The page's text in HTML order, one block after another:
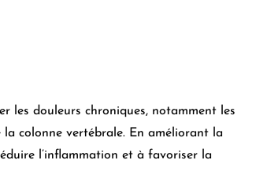
les douleurs chroniques, notamment les
la colonne vertébrale. En améliorant la
l’inflammation et à favoriser la